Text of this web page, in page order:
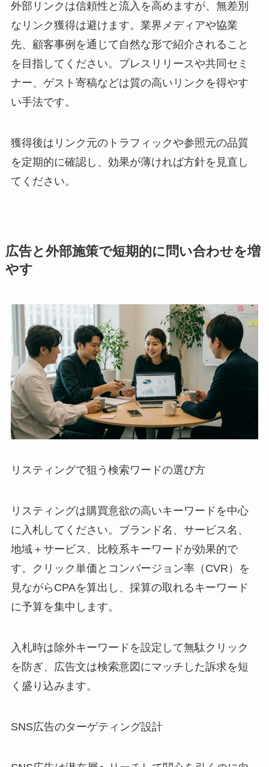
外部リンクは信頼性と流入を高めますが、無差別
なリンク獲得は避けます。業界メディアや協業
先、顧客事例を通じて自然な形で紹介されること
を目指してください。プレスリリースや共同セミ
ナー、ゲスト寄稿などは質の高いリンクを得やす
い手法です。
獲得後はリンク元のトラフィックや参照元の品質
を定期的に確認し、効果が薄ければ方針を見直し
てください。
広告と外部施策で短期的に問い合わせを増
やす
リスティングで狙う検索ワードの選び方
リスティングは購買意欲の高いキーワードを中心
に入札してください。ブランド名、サービス名、
地域＋サービス、比較系キーワードが効果的で
す。クリック単価とコンバージョン率（CVR）を
見ながらCPAを算出し、採算の取れるキーワード
に予算を集中します。
入札時は除外キーワードを設定して無駄クリック
を防ぎ、広告文は検索意図にマッチした訴求を短
く盛り込みます。
SNS広告のターゲティング設計